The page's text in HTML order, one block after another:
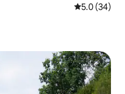
Calificación
5.0 (34)